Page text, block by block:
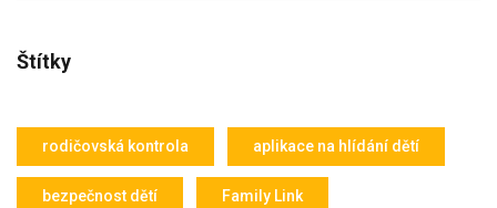
Štítky
rodičovská kontrola aplikace na hlídání dětí
bezpečnost dětí Family Link